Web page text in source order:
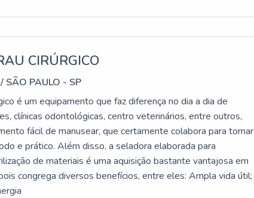
CIRÚRGICO
/ SÃO PAULO - SP
é um equipamento que faz diferença no dia a dia de
clínicas odontológicas, centro veterinários, entre outros,
fácil de manusear, que certamente colabora para tornar
e prático. Além disso, a seladora elaborada para
de materiais é uma aquisição bastante vantajosa em
congrega diversos benefícios, entre eles: Ampla vida útil;